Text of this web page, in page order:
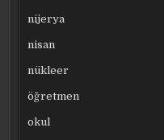
nijerya
nisan
nükleer
öğretmen
okul